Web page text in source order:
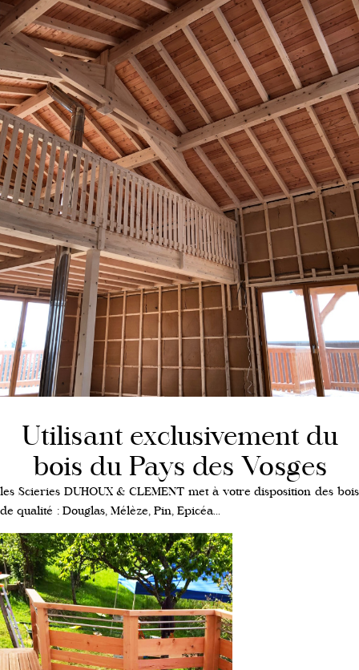
Utilisant exclusivement du
bois du Pays des Vosges
les Scieries DUHOUX & CLEMENT met à votre disposition des bois
de qualité : Douglas, Mélèze, Pin, Epicéa...